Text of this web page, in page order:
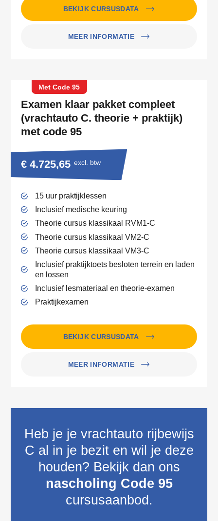
BEKIJK CURSUSDATA
MEER INFORMATIE
Met Code 95
Examen klaar pakket compleet
(vrachtauto C. theorie + praktijk)
met code 95
€ 4.725,65 excl. btw
15 uur praktijklessen
Inclusief medische keuring
Theorie cursus klassikaal RVM1-C
Theorie cursus klassikaal VM2-C
Theorie cursus klassikaal VM3-C
Inclusief praktijktoets besloten terrein en laden
en lossen
Inclusief lesmateriaal en theorie-examen
Praktijkexamen
BEKIJK CURSUSDATA
MEER INFORMATIE
Heb je je vrachtauto rijbewijs
C al in je bezit en wil je deze
houden? Bekijk dan ons
nascholing Code 95
cursusaanbod.